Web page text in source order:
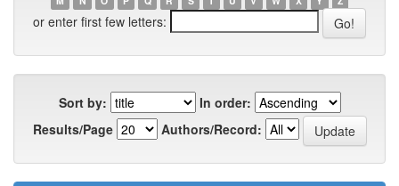
or enter first few letters:
Sort by:
In order:
Results/Page
Authors/Record: